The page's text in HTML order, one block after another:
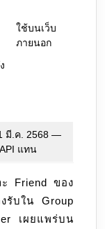
ใช้บนเว็บ
ภายนอก
มี.ค. 2568 —
แทน
ะ Friend ของ
รับใน Group
เผยแพร่บน